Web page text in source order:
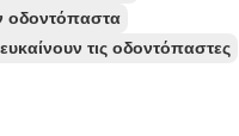
οδοντόπαστα
τις οδοντόπαστες